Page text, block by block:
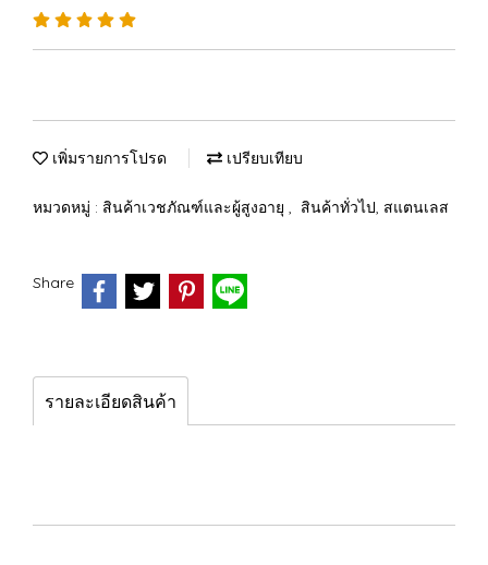
เพิ่มรายการโปรด เปรียบเทียบ
หมวดหมู่ : สินค้าเวชภัณฑ์และผู้สูงอายุ , สินค้าทั่วไป, สแตนเลส
Share
รายละเอียดสินค้า